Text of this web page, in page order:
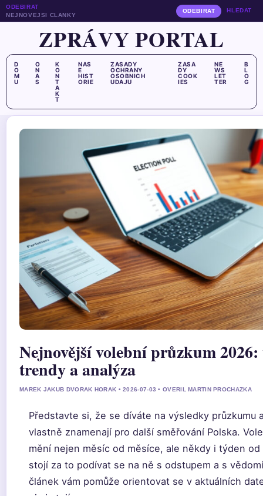
ODEBIRAT
NEJNOVEJSI CLANKY
ODEBIRAT HLEDAT
ZPRÁVY PORTAL
D
O
M
U
O
N
A
S
K
O
N
T
A
K
T
NAS
E
HIST
ORIE
ZASADY
OCHRANY
OSOBNICH
UDAJU
ZASA
DY
COOK
IES
NE
WS
LET
TER
B
L
O
G
Nejnovější volební průzkum
trendy a analýza
MAREK JAKUB DVORAK HORAK • 2026-07-03 • OVERIL MARTIN PROCHAZKA
Představte si, že se díváte na výsledky průzkumu
vlastně znamenají pro další směřování Polska.
mění nejen měsíc od měsíce, ale někdy i týden
stojí za to podívat se na ně s odstupem a s
článek vám pomůže orientovat se v aktuálních